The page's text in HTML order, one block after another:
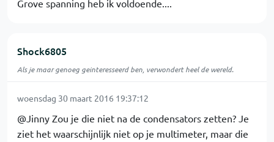
Grove spanning heb ik voldoende....
Shock6805
Als je maar genoeg geinteresseerd ben, verwondert heel de wereld.
woensdag 30 maart 2016 19:37:12
@Jinny Zou je die niet na de condensators zetten? Je
ziet het waarschijnlijk niet op je multimeter, maar die